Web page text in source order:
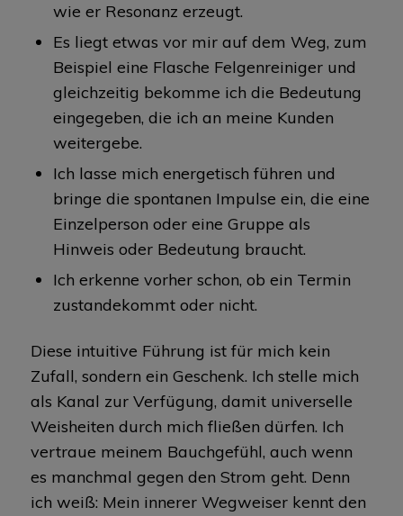
wie er Resonanz erzeugt.
Es liegt etwas vor mir auf dem Weg, zum
Beispiel eine Flasche Felgenreiniger und
gleichzeitig bekomme ich die Bedeutung
eingegeben, die ich an meine Kunden
weitergebe.
Ich lasse mich energetisch führen und
bringe die spontanen Impulse ein, die eine
Einzelperson oder eine Gruppe als
Hinweis oder Bedeutung braucht.
Ich erkenne vorher schon, ob ein Termin
zustandekommt oder nicht.
Diese intuitive Führung ist für mich kein
Zufall, sondern ein Geschenk. Ich stelle mich
als Kanal zur Verfügung, damit universelle
Weisheiten durch mich fließen dürfen. Ich
vertraue meinem Bauchgefühl, auch wenn
es manchmal gegen den Strom geht. Denn
ich weiß: Mein innerer Wegweiser kennt den